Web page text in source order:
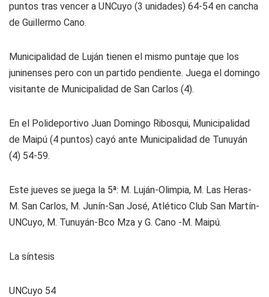
puntos tras vencer a UNCuyo (3 unidades) 64-54 en cancha
de Guillermo Cano.
Municipalidad de Luján tienen el mismo puntaje que los
juninenses pero con un partido pendiente. Juega el domingo
visitante de Municipalidad de San Carlos (4).
En el Polideportivo Juan Domingo Ribosqui, Municipalidad
de Maipú (4 puntos) cayó ante Municipalidad de Tunuyán
(4) 54-59.
Este jueves se juega la 5ª: M. Luján-Olimpia, M. Las Heras-
M. San Carlos, M. Junín-San José, Atlético Club San Martín-
UNCuyo, M. Tunuyán-Bco Mza y G. Cano -M. Maipú.
La síntesis
UNCuyo 54